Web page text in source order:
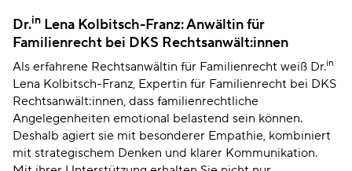
Dr.in Lena Kolbitsch-Franz: Anwältin für
Familienrecht bei DKS Rechtsanwält:innen
Als erfahrene Rechtsanwältin für Familienrecht weiß Dr.in
Lena Kolbitsch-Franz, Expertin für Familienrecht bei DKS
Rechtsanwält:innen, dass familienrechtliche
Angelegenheiten emotional belastend sein können.
Deshalb agiert sie mit besonderer Empathie, kombiniert
mit strategischem Denken und klarer Kommunikation.